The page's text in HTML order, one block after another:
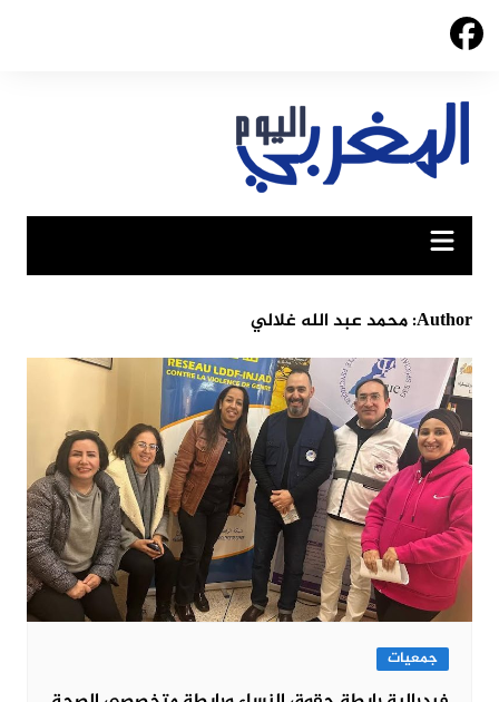
Skip
Author: محمد عبد الله غلالي
جمعيات